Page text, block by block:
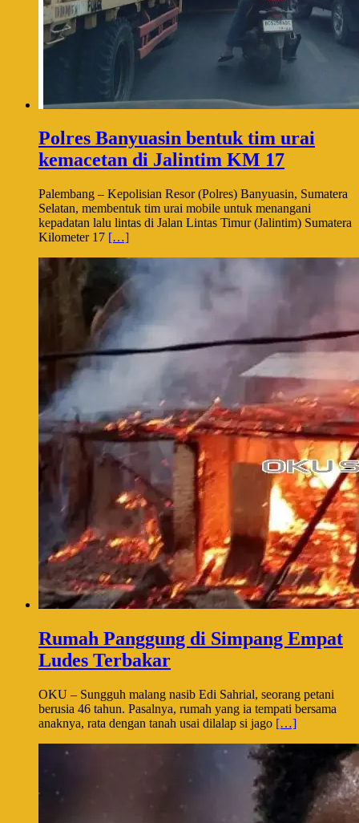
Polres Banyuasin bentuk tim urai
kemacetan di Jalintim KM 17
Palembang – Kepolisian Resor (Polres) Banyuasin, Sumatera
Selatan, membentuk tim urai mobile untuk menangani
kepadatan lalu lintas di Jalan Lintas Timur (Jalintim) Sumatera
Kilometer 17 […]
Rumah Panggung di Simpang Empat
Ludes Terbakar
OKU – Sungguh malang nasib Edi Sahrial, seorang petani
berusia 46 tahun. Pasalnya, rumah yang ia tempati bersama
anaknya, rata dengan tanah usai dilalap si jago […]